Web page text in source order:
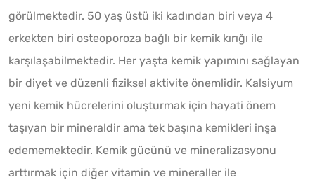
görülmektedir. 50 yaş üstü iki kadından biri veya 4
erkekten biri osteoporoza bağlı bir kemik kırığı ile
karşılaşabilmektedir. Her yaşta kemik yapımını sağlayan
bir diyet ve düzenli fiziksel aktivite önemlidir. Kalsiyum
yeni kemik hücrelerini oluşturmak için hayati önem
taşıyan bir mineraldir ama tek başına kemikleri inşa
edememektedir. Kemik gücünü ve mineralizasyonu
arttırmak için diğer vitamin ve mineraller ile